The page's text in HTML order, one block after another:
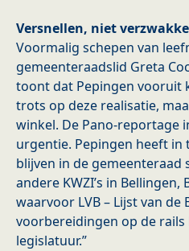
Versnellen, niet
Voormalig schepen van
gemeenteraadslid Greta
toont dat Pepingen vooruit
trots op deze realisatie,
winkel. De Pano-reportage
urgentie. Pepingen heeft in
blijven in de
andere KWZI’s in Bellingen,
waarvoor LVB – Lijst van de
voorbereidingen op de
legislatuur.”